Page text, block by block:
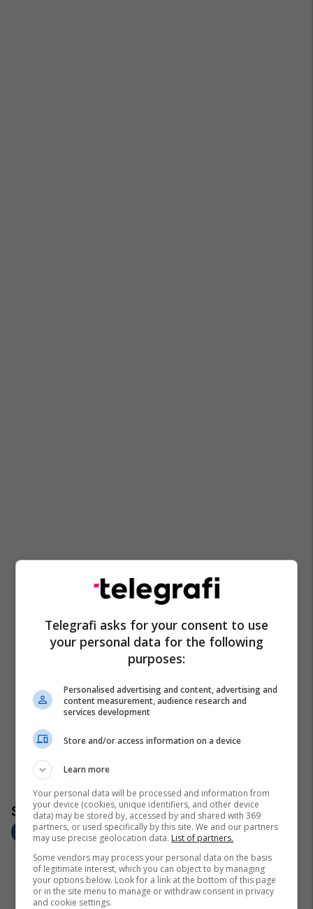
Telegrafi asks for your consent to use
your personal data for the following
purposes:
Personalised advertising and content, advertising and
content measurement, audience research and
services development
Store and/or access information on a device
Learn more
Your personal data will be processed and information from
your device (cookies, unique identifiers, and other device
data) may be stored by, accessed by and shared with 369
partners, or used specifically by this site. We and our partners
may use precise geolocation data. List of partners.
Some vendors may process your personal data on the basis
of legitimate interest, which you can object to by managing
your options below. Look for a link at the bottom of this page
or in the site menu to manage or withdraw consent in privacy
and cookie settings.